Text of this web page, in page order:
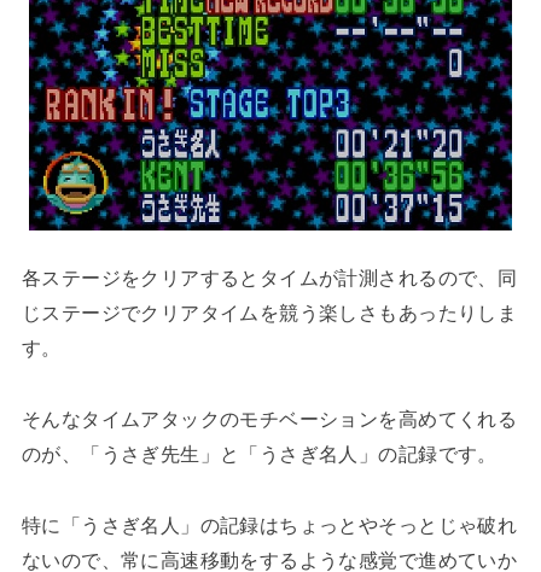
各ステージをクリアするとタイムが計測されるので、同
じステージでクリアタイムを競う楽しさもあったりしま
す。
そんなタイムアタックのモチベーションを高めてくれる
のが、「うさぎ先生」と「うさぎ名人」の記録です。
特に「うさぎ名人」の記録はちょっとやそっとじゃ破れ
ないので、常に高速移動をするような感覚で進めていか